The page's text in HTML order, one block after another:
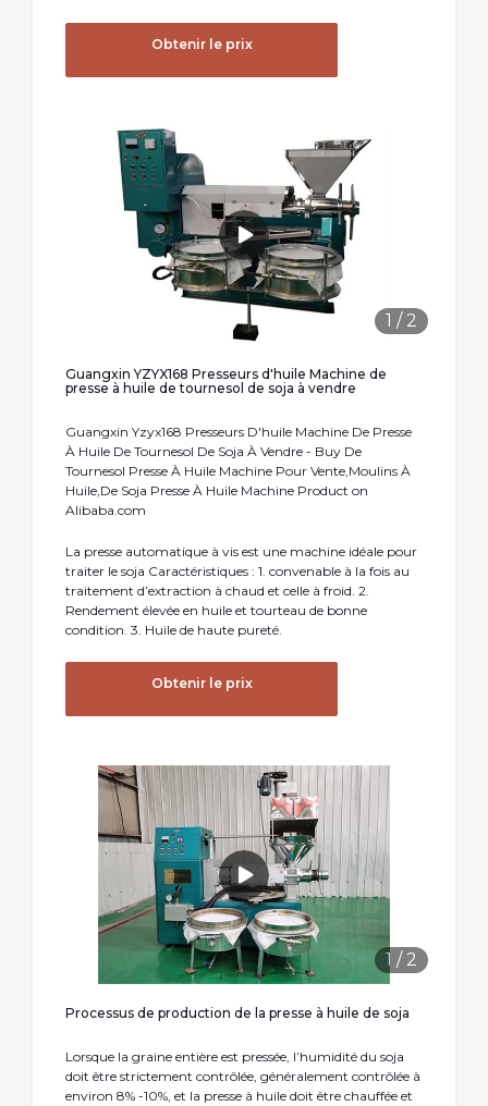
Obtenir le prix
1 / 2
Guangxin YZYX168 Presseurs d'huile Machine de
presse à huile de tournesol de soja à vendre
Guangxin Yzyx168 Presseurs D'huile Machine De Presse
À Huile De Tournesol De Soja À Vendre - Buy De
Tournesol Presse À Huile Machine Pour Vente,Moulins À
Huile,De Soja Presse À Huile Machine Product on
Alibaba.com
La presse automatique à vis est une machine idéale pour
traiter le soja Caractéristiques : 1. convenable à la fois au
traitement d’extraction à chaud et celle à froid. 2.
Rendement élevée en huile et tourteau de bonne
condition. 3. Huile de haute pureté.
Obtenir le prix
1 / 2
Processus de production de la presse à huile de soja
Lorsque la graine entière est pressée, l’humidité du soja
doit être strictement contrôlée, généralement contrôlée à
environ 8% -10%, et la presse à huile doit être chauffée et